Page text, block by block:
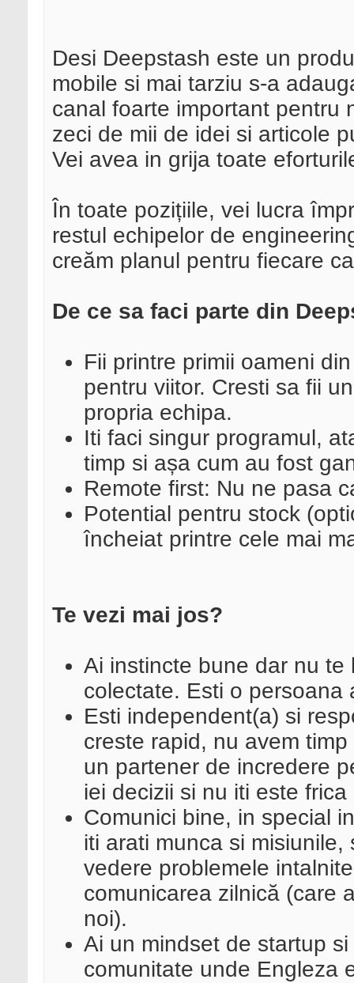
Desi Deepstash este un
mobile si mai tarziu s-a
canal foarte important pentru
zeci de mii de idei si articole
Vei avea in grija toate
În toate pozițiile, vei lucra
restul echipelor de
creăm planul pentru fiecare
De ce sa faci parte din
Fii printre primii oameni
pentru viitor. Cresti sa fii
propria echipa.
Iti faci singur programul,
timp si așa cum au fost
Remote first: Nu ne pasa
Potential pentru stock
încheiat printre cele mai
Te vezi mai jos?
Ai instincte bune dar nu
colectate. Esti o persoana
Esti independent(a) si
creste rapid, nu avem
un partener de incredere
iei decizii si nu iti este
Comunici bine, in special
iti arati munca si
vedere problemele
comunicarea zilnică (care
noi).
Ai un mindset de startup
comunitate unde Engleza